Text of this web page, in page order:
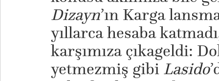
Dizayn’ın Karga
yıllarca hesaba
karşımıza çıkageldi:
yetmezmiş gibi Lasido